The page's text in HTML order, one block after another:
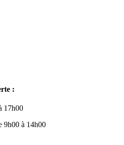
:
17h00
9h00 à 14h00